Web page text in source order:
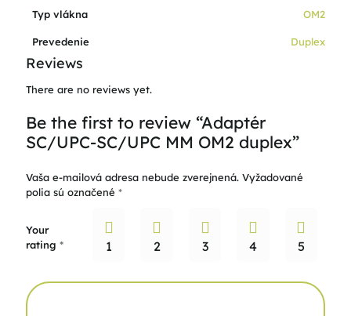
Typ vlákna OM2
Prevedenie Duplex
Reviews
There are no reviews yet.
Be the first to review “Adaptér
SC/UPC-SC/UPC MM OM2 duplex”
Vaša e-mailová adresa nebude zverejnená. Vyžadované
polia sú označené *
Your
rating * 1 2 3 4 5